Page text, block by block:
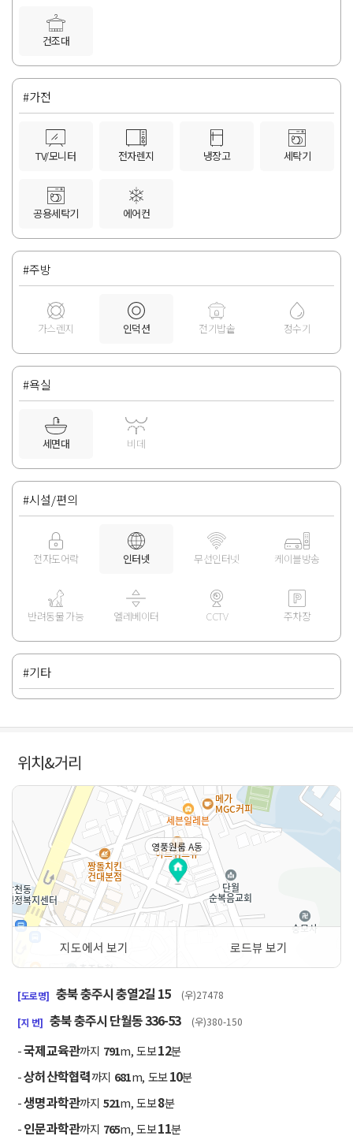
건조대
#가전
TV/모니터 전자렌지 냉장고 세탁기
공용세탁기 에어컨
#주방
가스렌지 인덕션 전기밥솥 정수기
#욕실
세면대 비데
#시설/편의
전자도어락 인터넷 무선인터넷 케이블방송
반려동물 가능 엘레베이터 CCTV 주차장
#기타
위치&거리
영풍원룸 A동
지도에서 보기 로드뷰 보기
[도로명] 충북 충주시 충열2길 15 (우)27478
[지 번] 충북 충주시 단월동 336-53 (우)380-150
-국제교육관까지 791m, 도보12분
-상허산학협력까지 681m, 도보10분
-생명과학관까지 521m, 도보8분
-인문과학관까지 765m, 도보11분